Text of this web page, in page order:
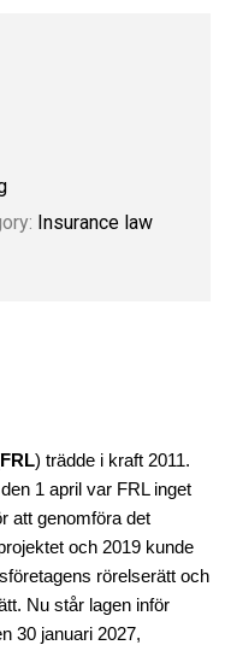
Insurance law
FRL) trädde i kraft 2011.
1 april var FRL inget
att genomföra det
och 2019 kunde
rörelserätt och
Nu står lagen inför
30 januari 2027,